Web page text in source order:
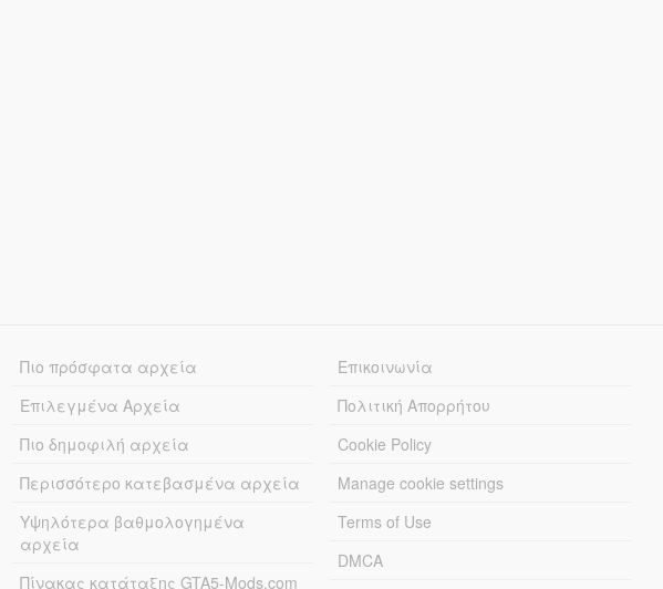
Πιο πρόσφατα αρχεία
Επιλεγμένα Αρχεία
Πιο δημοφιλή αρχεία
Περισσότερο κατεβασμένα αρχεία
Υψηλότερα βαθμολογημένα
αρχεία
Πίνακας κατάταξης GTA5-Mods.com
Επικοινωνία
Πολιτική Απορρήτου
Cookie Policy
Manage cookie settings
Terms of Use
DMCA